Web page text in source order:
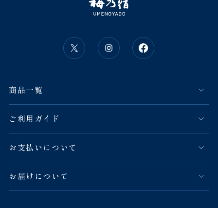
商品一覧
ご利用ガイド
お支払いについて
お届けについて